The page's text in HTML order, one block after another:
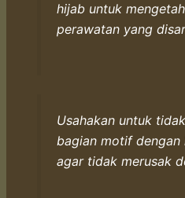
hijab untuk
perawatan yang
Usahakan untuk
bagian motif dengan
agar tidak merusak